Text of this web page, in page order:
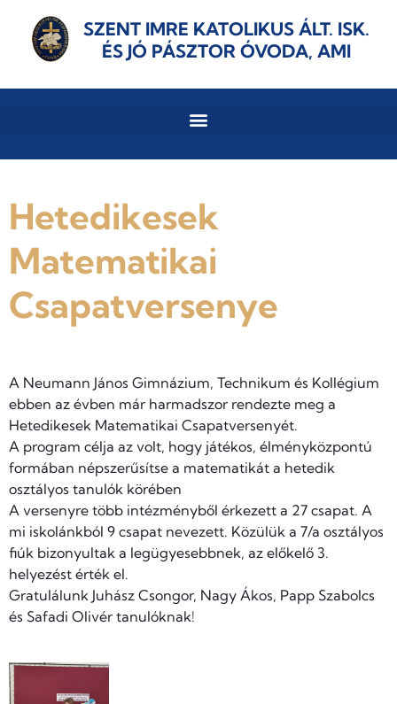
SZENT IMRE KATOLIKUS ÁLT. ISK.
ÉS JÓ PÁSZTOR ÓVODA, AMI
Hetedikesek
Matematikai
Csapatversenye
A Neumann János Gimnázium, Technikum és Kollégium
ebben az évben már harmadszor rendezte meg a
Hetedikesek Matematikai Csapatversenyét.
A program célja az volt, hogy játékos, élményközpontú
formában népszerűsítse a matematikát a hetedik
osztályos tanulók körében
A versenyre több intézményből érkezett a 27 csapat. A
mi iskolánkból 9 csapat nevezett. Közülük a 7/a osztályos
fiúk bizonyultak a legügyesebbnek, az előkelő 3.
helyezést érték el.
Gratulálunk Juhász Csongor, Nagy Ákos, Papp Szabolcs
és Safadi Olivér tanulóknak!